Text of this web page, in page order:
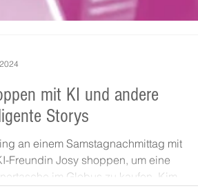
mit KI und andere
Storys
an einem Samstagnachmittag mit
Freundin Josy shoppen, um eine
im Globus zu kaufen. Kim war